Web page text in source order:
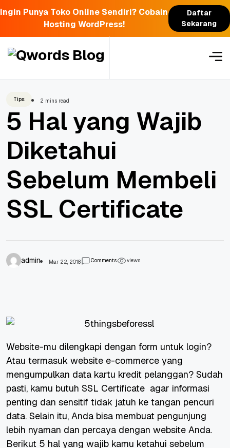
Ingin Punya Toko Online Sendiri? Cobain
Hosting WordPress!
Daftar
Sekarang
Tips 2 mins read
5 Hal yang Wajib
Diketahui
Sebelum Membeli
SSL Certificate
admin Mar 22, 2018 Comments views
Website-mu dilengkapi dengan form untuk login?
Atau termasuk website e-commerce yang
mengumpulkan data kartu kredit pelanggan? Sudah
pasti, kamu butuh SSL Certificate agar informasi
penting dan sensitif tidak jatuh ke tangan pencuri
data. Selain itu, Anda bisa membuat pengunjung
lebih nyaman dan percaya dengan website Anda.
Berikut 5 hal yang wajib kamu ketahui sebelum